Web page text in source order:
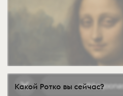
Какой Ротко вы сейчас?